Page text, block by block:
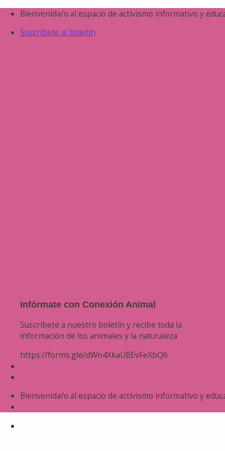
Saltar
contenido
Bienvenida/o al espacio de activismo informativo y
Suscríbete al boletín
Infórmate con Conexión Animal
Suscríbete a nuestro boletín y recibe toda la
información de los animales y la naturaleza
https://forms.gle/dWn4XkaUBEvFeXbQ6
Bienvenida/o al espacio de activismo informativo y